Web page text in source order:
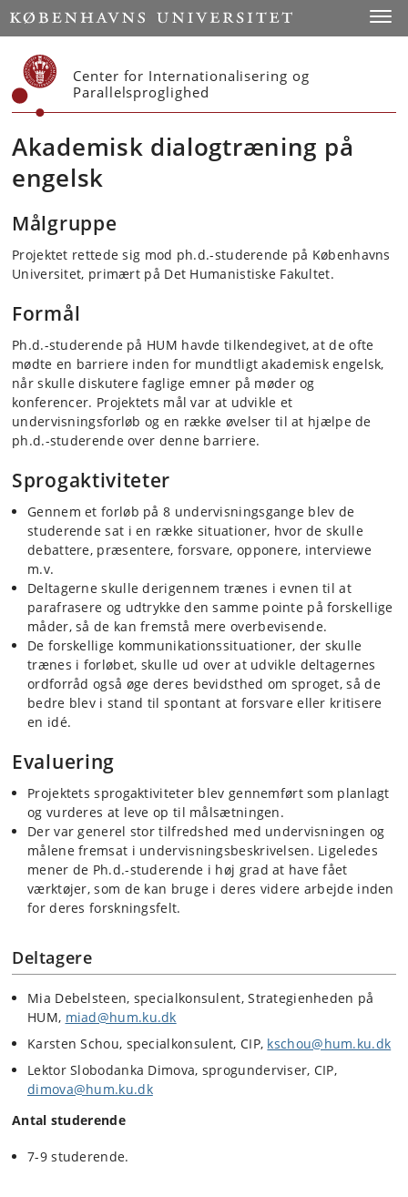
Start
Center for Internationalisering og
Parallelsproglighed
Akademisk dialogtræning på
engelsk
Målgruppe
Projektet rettede sig mod ph.d.-studerende på Københavns
Universitet, primært på Det Humanistiske Fakultet.
Formål
Ph.d.-studerende på HUM havde tilkendegivet, at de ofte
mødte en barriere inden for mundtligt akademisk engelsk,
når skulle diskutere faglige emner på møder og
konferencer. Projektets mål var at udvikle et
undervisningsforløb og en række øvelser til at hjælpe de
ph.d.-studerende over denne barriere.
Sprogaktiviteter
Gennem et forløb på 8 undervisningsgange blev de
studerende sat i en række situationer, hvor de skulle
debattere, præsentere, forsvare, opponere, interviewe
m.v.
Deltagerne skulle derigennem trænes i evnen til at
parafrasere og udtrykke den samme pointe på forskellige
måder, så de kan fremstå mere overbevisende.
De forskellige kommunikationssituationer, der skulle
trænes i forløbet, skulle ud over at udvikle deltagernes
ordforråd også øge deres bevidsthed om sproget, så de
bedre blev i stand til spontant at forsvare eller kritisere
en idé.
Evaluering
Projektets sprogaktiviteter blev gennemført som planlagt
og vurderes at leve op til målsætningen.
Der var generel stor tilfredshed med undervisningen og
målene fremsat i undervisningsbeskrivelsen. Ligeledes
mener de Ph.d.-studerende i høj grad at have fået
værktøjer, som de kan bruge i deres videre arbejde inden
for deres forskningsfelt.
Deltagere
Mia Debelsteen, specialkonsulent, Strategienheden på
HUM, miad@hum.ku.dk
Karsten Schou, specialkonsulent, CIP, kschou@hum.ku.dk
Lektor Slobodanka Dimova, sprogunderviser, CIP,
dimova@hum.ku.dk
Antal studerende
7-9 studerende.